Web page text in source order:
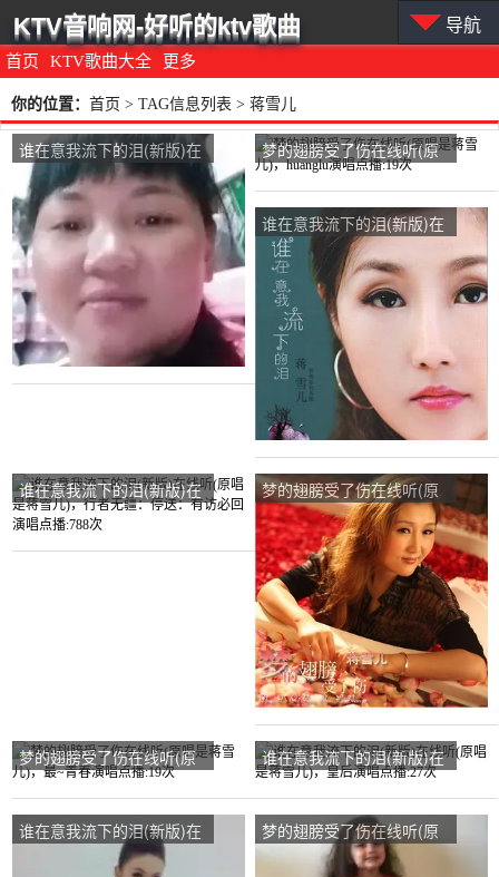
首页 KTV歌曲大全 更多
KTV音响网-好听的ktv歌曲 导航
你的位置： 首页 > TAG信息列表 > 蒋雪儿
谁在意我流下的泪(新版)在
线听(原唱是蒋雪儿)，大漠
游子演唱点播:163次
梦的翅膀受了伤在线听(原
唱是蒋雪儿)，huanglu演唱
点播:19次
谁在意我流下的泪(新版)在
线听(原唱是蒋雪儿)，沉默
演唱点播:308次
谁在意我流下的泪(新版)在
线听(原唱是蒋雪儿)，行者
无疆：停送：有访必回演唱
梦的翅膀受了伤在线听(原
唱是蒋雪儿)，白小白~~百
变萝莉演唱点播:19次
梦的翅膀受了伤在线听(原
唱是蒋雪儿)，最~青春演唱
点播:19次
谁在意我流下的泪(新版)在
线听(原唱是蒋雪儿)，皇后
演唱点播:27次
谁在意我流下的泪(新版)在
线听(原唱是蒋雪儿)，幸福
梦的翅膀受了伤在线听(原
唱是蒋雪儿)，岁月如歌演